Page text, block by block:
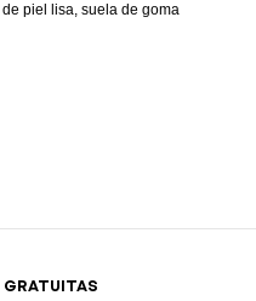
piel lisa, suela de goma
GRATUITAS